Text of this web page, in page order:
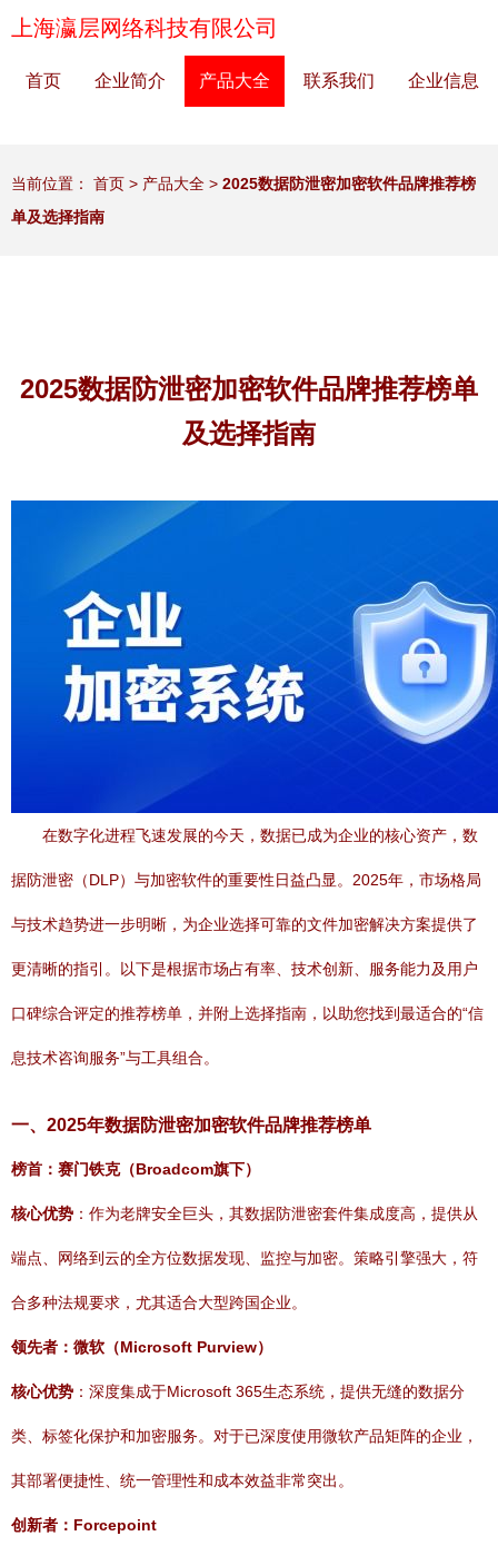
上海瀛层网络科技有限公司
首页 企业简介 产品大全 联系我们 企业信息
当前位置： 首页 > 产品大全 > 2025数据防泄密加密软件品牌推荐榜
单及选择指南
2025数据防泄密加密软件品牌推荐榜单
及选择指南
在数字化进程飞速发展的今天，数据已成为企业的核心资产，数
据防泄密（DLP）与加密软件的重要性日益凸显。2025年，市场格局
与技术趋势进一步明晰，为企业选择可靠的文件加密解决方案提供了
更清晰的指引。以下是根据市场占有率、技术创新、服务能力及用户
口碑综合评定的推荐榜单，并附上选择指南，以助您找到最适合的“信
息技术咨询服务”与工具组合。
一、2025年数据防泄密加密软件品牌推荐榜单
榜首：赛门铁克（Broadcom旗下）
核心优势 ：作为老牌安全巨头，其数据防泄密套件集成度高，提供从
端点、网络到云的全方位数据发现、监控与加密。策略引擎强大，符
合多种法规要求，尤其适合大型跨国企业。
领先者：微软（Microsoft Purview）
核心优势 ：深度集成于Microsoft 365生态系统，提供无缝的数据分
类、标签化保护和加密服务。对于已深度使用微软产品矩阵的企业，
其部署便捷性、统一管理性和成本效益非常突出。
创新者：Forcepoint